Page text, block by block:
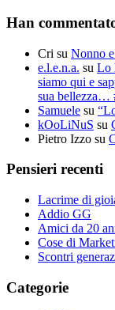
Han
Cri su Nonno
e.l.e.n.a. su Lo
siamo qui e
sua bellezza…
Samuele su
kOoLiNuS su
Pietro Izzo su
Pensieri recenti
Lacrime di
Addio GG
Amici da 20
Cose di
Scontri
Categorie